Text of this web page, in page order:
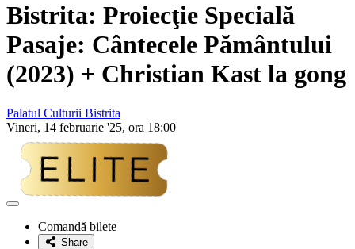
Bistrita: Proiecţie Specială
Pasaje: Cântecele Pământului
(2023) + Christian Kast la gong
Palatul Culturii Bistrita
Vineri, 14 februarie '25, ora 18:00
Adaugă
favoriteComandă bilete
Share